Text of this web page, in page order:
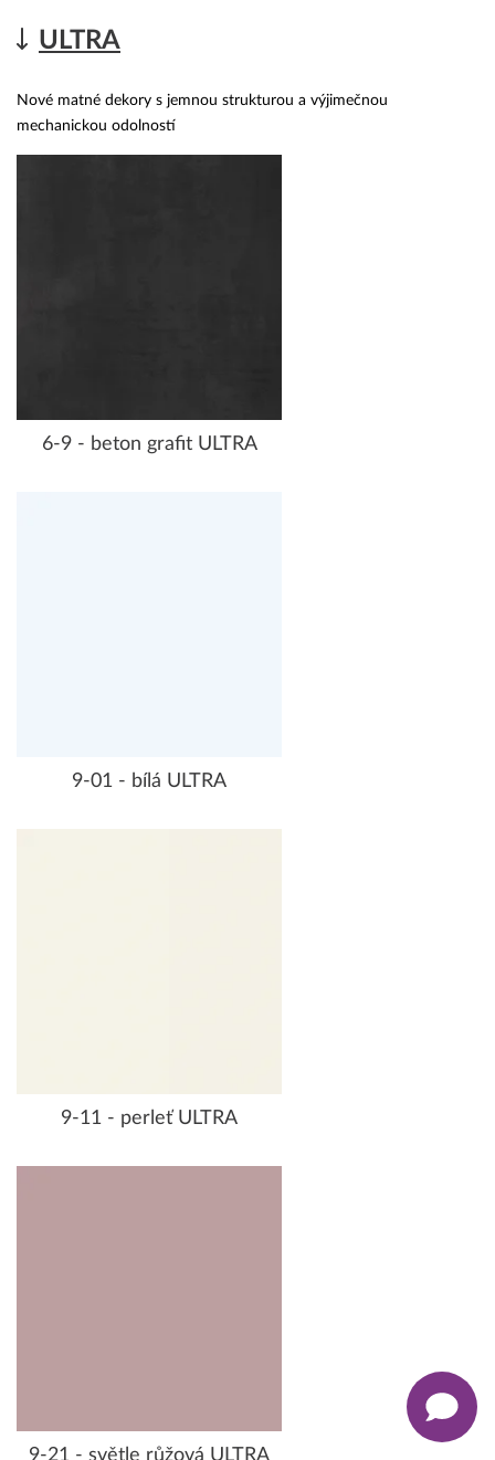
ULTRA
Nové matné dekory s jemnou strukturou a výjimečnou
mechanickou odolností
6-9 - beton grafit ULTRA
9-01 - bílá ULTRA
9-11 - perleť ULTRA
9-21 - světle růžová ULTRA